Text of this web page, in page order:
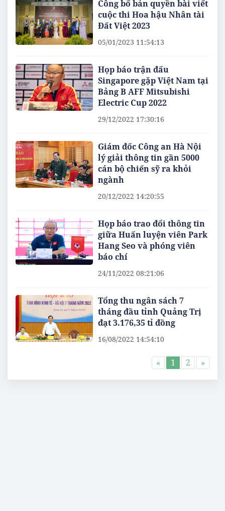
Công bố bản quyền bài viết
cuộc thi Hoa hậu Nhân tài
Đất Việt 2023
05/01/2023 11:54:13
Họp báo trận đấu
Singapore gặp Việt Nam tại
Bảng B AFF Mitsubishi
Electric Cup 2022
29/12/2022 17:30:16
Giám đốc Công an Hà Nội
lý giải thông tin gần 5000
cán bộ chiến sỹ ra khỏi
ngành
20/12/2022 14:20:55
Họp báo trao đổi thông tin
giữa Huấn luyện viên Park
Hang Seo và phóng viên
báo chí
24/11/2022 08:21:06
Tổng thu ngân sách 7
tháng đầu tỉnh Quảng Trị
đạt 3.176,35 tỉ đồng
16/08/2022 14:54:10
« 1 2 »